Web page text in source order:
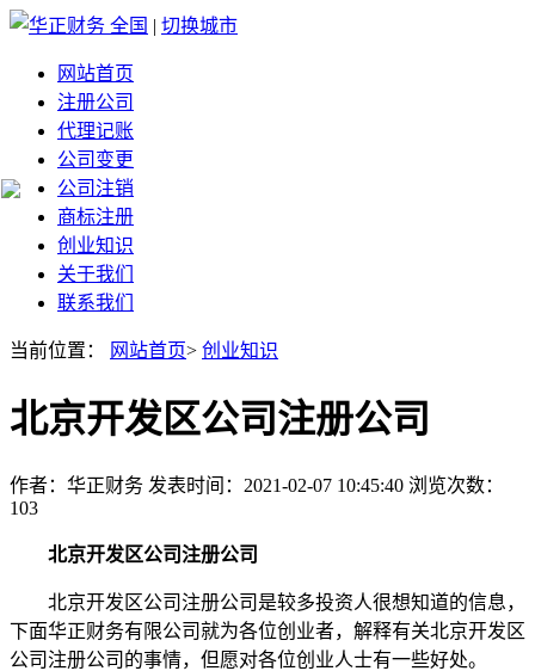
全国 | 切换城市
网站首页
注册公司
代理记账
公司变更
公司注销
商标注册
创业知识
关于我们
联系我们
当前位置： 网站首页> 创业知识
北京开发区公司注册公司
作者：华正财务 发表时间：2021-02-07 10:45:40 浏览次数：
103
北京开发区公司注册公司
北京开发区公司注册公司是较多投资人很想知道的信息，
下面华正财务有限公司就为各位创业者，解释有关北京开发区
公司注册公司的事情，但愿对各位创业人士有一些好处。